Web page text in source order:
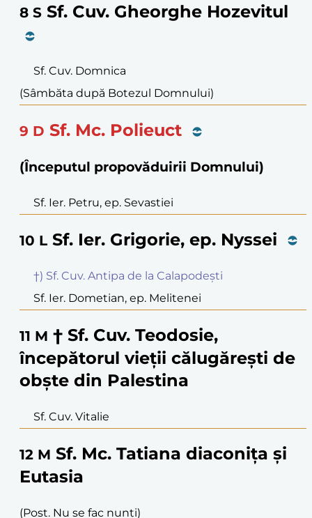
8 S Sf. Cuv. Gheorghe Hozevitul
Sf. Cuv. Domnica
(Sâmbăta după Botezul Domnului)
9 D Sf. Mc. Polieuct
(Începutul propovăduirii Domnului)
Sf. Ier. Petru, ep. Sevastiei
10 L Sf. Ier. Grigorie, ep. Nyssei
†) Sf. Cuv. Antipa de la Calapodești
Sf. Ier. Dometian, ep. Melitenei
11 M † Sf. Cuv. Teodosie,
începătorul vieții călugărești de
obște din Palestina
Sf. Cuv. Vitalie
12 M Sf. Mc. Tatiana diaconița și
Eutasia
(Post. Nu se fac nunți)